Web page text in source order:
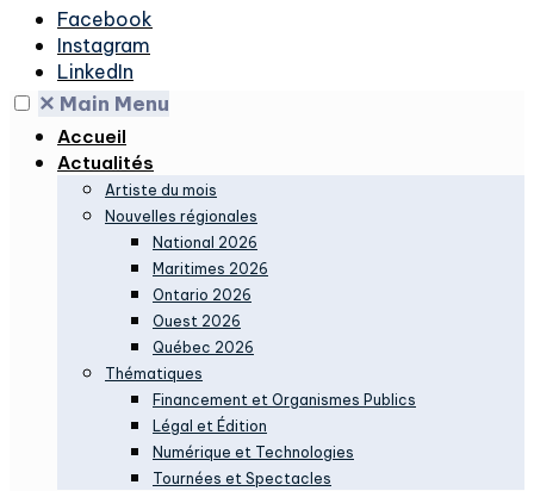
Facebook
Instagram
LinkedIn
✕ Main Menu
Accueil
Actualités
Artiste du mois
Nouvelles régionales
National 2026
Maritimes 2026
Ontario 2026
Ouest 2026
Québec 2026
Thématiques
Financement et Organismes Publics
Légal et Édition
Numérique et Technologies
Tournées et Spectacles